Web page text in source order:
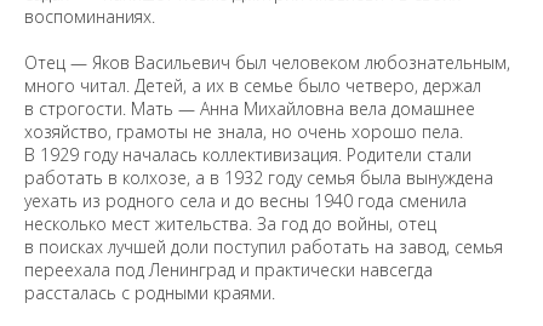
воспоминаниях.
Отец — Яков Васильевич был человеком любознательным,
много читал. Детей, а их в семье было четверо, держал
в строгости. Мать — Анна Михайловна вела домашнее
хозяйство, грамоты не знала, но очень хорошо пела.
В 1929 году началась коллективизация. Родители стали
работать в колхозе, а в 1932 году семья была вынуждена
уехать из родного села и до весны 1940 года сменила
несколько мест жительства. За год до войны, отец
в поисках лучшей доли поступил работать на завод, семья
переехала под Ленинград и практически навсегда
рассталась с родными краями.